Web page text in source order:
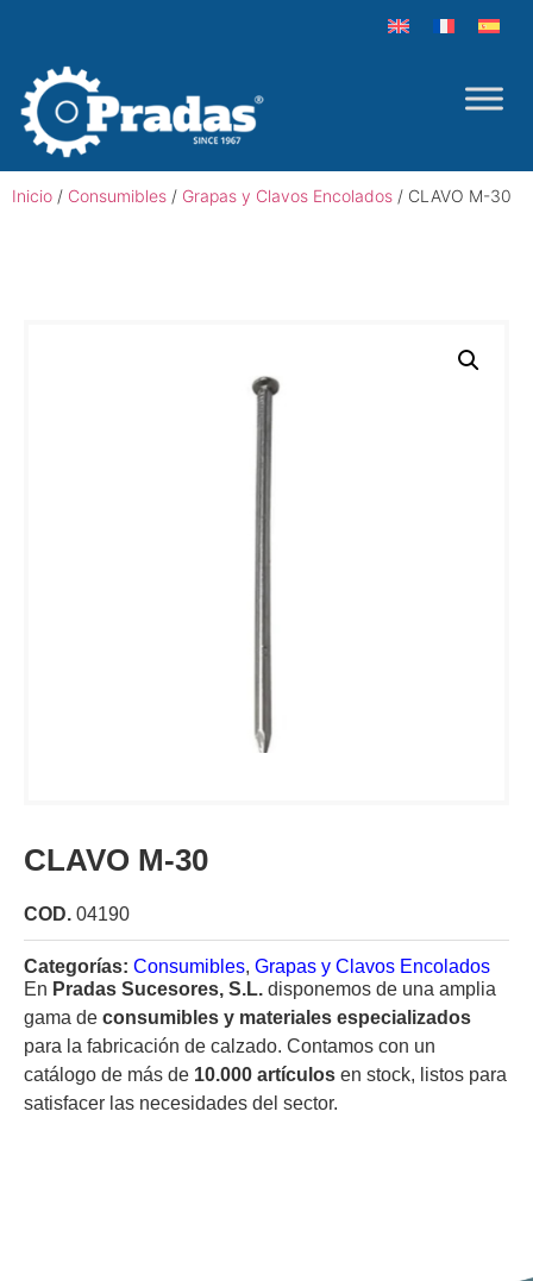
Inicio / Consumibles / Grapas y Clavos Encolados / CLAVO M-30
CLAVO M-30
COD. 04190
Categorías: Consumibles, Grapas y Clavos Encolados
En Pradas Sucesores, S.L. disponemos de una amplia
gama de consumibles y materiales especializados
para la fabricación de calzado. Contamos con un
catálogo de más de 10.000 artículos en stock, listos para
satisfacer las necesidades del sector.